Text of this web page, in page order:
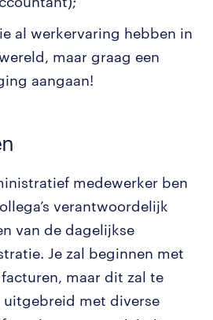
al werkervaring hebben in
maar graag een
aangaan!
medewerker ben
verantwoordelijk
van de dagelijkse
Je zal beginnen met
maar dit zal te
met diverse